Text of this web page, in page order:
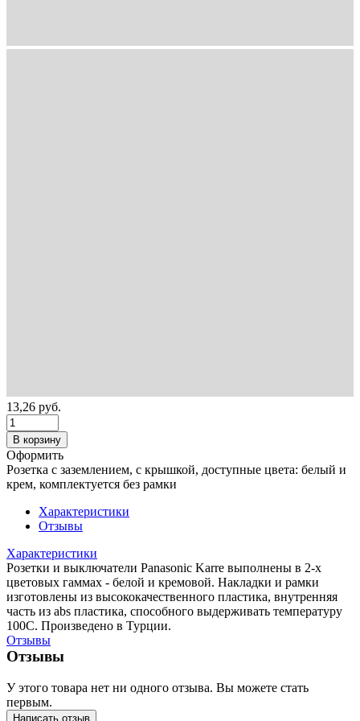
13,26 руб.
В корзину
Оформить
Розетка с заземлением, с крышкой, доступные цвета: белый и
крем, комплектуется без рамки
Характеристики
Отзывы
Характеристики
Розетки и выключатели Panasonic Karre выполнены в 2-х
цветовых гаммах - белой и кремовой. Накладки и рамки
изготовлены из высококачественного пластика, внутренняя
часть из abs пластика, способного выдерживать температуру
100С. Произведено в Турции.
Отзывы
Отзывы
У этого товара нет ни одного отзыва. Вы можете стать
первым.
Написать отзыв